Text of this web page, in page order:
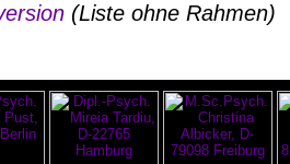
(Liste ohne Rahmen)